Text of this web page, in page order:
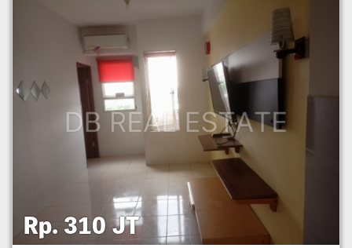
Rp. 310 JT